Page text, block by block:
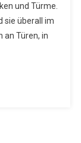
und Türme.
sie überall im
an Türen, in